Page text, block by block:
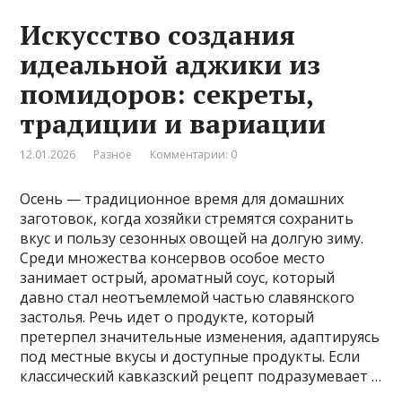
Искусство создания
идеальной аджики из
помидоров: секреты,
традиции и вариации
12.01.2026 Разное Комментарии: 0
Осень — традиционное время для домашних
заготовок, когда хозяйки стремятся сохранить
вкус и пользу сезонных овощей на долгую зиму.
Среди множества консервов особое место
занимает острый, ароматный соус, который
давно стал неотъемлемой частью славянского
застолья. Речь идет о продукте, который
претерпел значительные изменения, адаптируясь
под местные вкусы и доступные продукты. Если
классический кавказский рецепт подразумевает …